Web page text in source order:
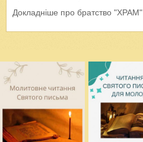
Докладніше про братство "ХРАМ"